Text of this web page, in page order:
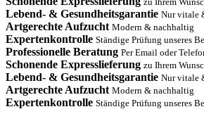
Lebend- & Gesundheitsgarantie Nur vitale
Artgerechte Aufzucht Modern & nachhaltig
Expertenkontrolle Ständige Prüfung unseres
Professionelle Beratung Per Email oder
Schonende Expresslieferung zu Ihrem
Lebend- & Gesundheitsgarantie Nur vitale
Artgerechte Aufzucht Modern & nachhaltig
Expertenkontrolle Ständige Prüfung unseres